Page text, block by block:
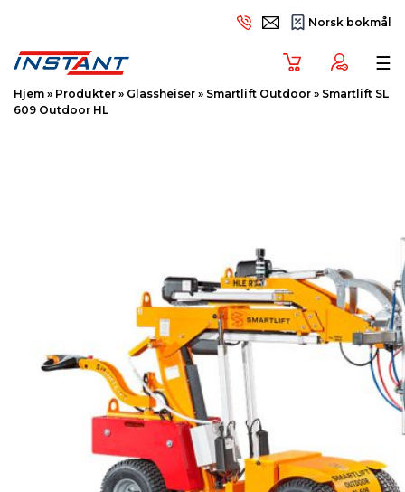
Norsk bokmål
☰
Hjem » Produkter » Glassheiser » Smartlift Outdoor » Smartlift SL
609 Outdoor HL